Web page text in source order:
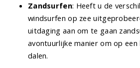
Zandsurfen: Heeft u de
windsurfen op zee
uitdaging aan om te gaan
avontuurlijke manier om op een
dalen.